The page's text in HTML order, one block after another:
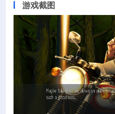
游戏截图